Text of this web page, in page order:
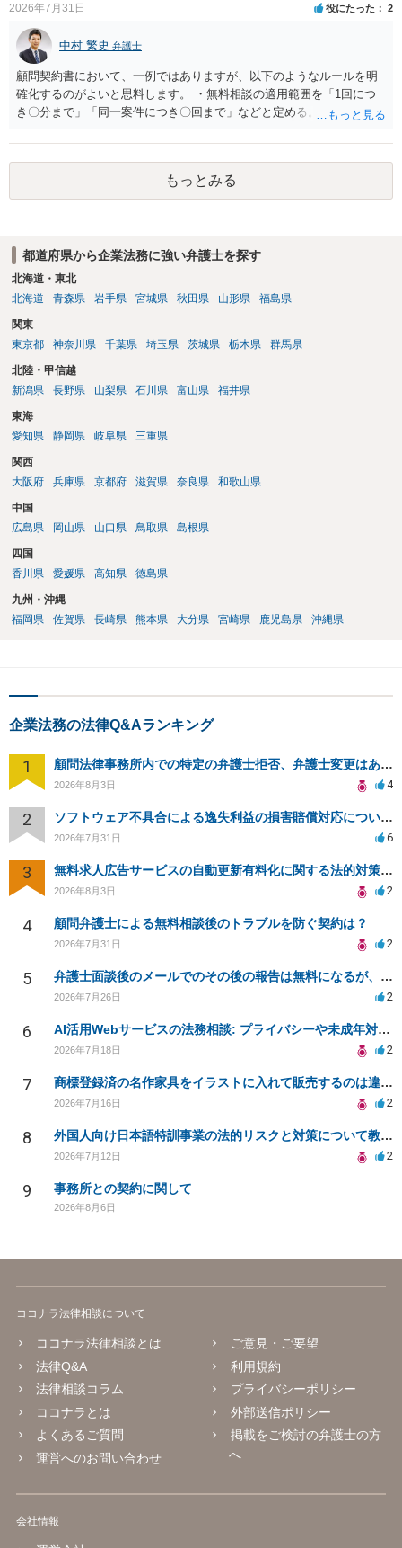
2026年7月31日 役にたった 2
中村 繁史 弁護士
顧問契約書において、一例ではありますが、以下のようなルールを明
確化するのがよいと思料します。 ・無料相談の適用範囲を「1回につ
き〇分まで」「同一案件につき〇回まで」などと定める。 ・無料相談
ず、継続して対応する場合は「個別受任（有料契約）」が必要であ
る。 ・無料相談から個別の事件処理へ移行する場合は、弁護士と従業
員との間で必ず個別の委任契約書を締結し、着手金や報酬等の費用体
系を事前に明示する手続を義務付ける。 相談料が無料であっても、法
す。したがって、著しく不誠実な対応、放置、あるいは誤った不当な
回答を繰り返したような場合には、弁護士法上の誠実義務違反や品位
保持違反（弁護士法56条1項）として、弁護士会の懲戒対象となり得る
は、このウェブサイトで探す方法のほか、弁護士会や法律事務所に直
接問い合わせをする方法もあり得ると存じます。
もっとみる
都道府県から企業法務に強い弁護士を探す
北海道・東北
北海道
青森県 岩手県 宮城県 秋田県 山形県 福島県
関東
東京都
神奈川県 千葉県 埼玉県 茨城県 栃木県 群馬県
北陸・甲信越
新潟県
長野県 山梨県 石川県 富山県 福井県
東海
愛知県
静岡県 岐阜県 三重県
関西
大阪府
兵庫県 京都府 滋賀県 奈良県 和歌山県
中国
広島県
岡山県 山口県 鳥取県 島根県
四国
香川県
愛媛県 高知県 徳島県
九州・沖縄
福岡県
佐賀県 長崎県 熊本県 大分県 宮崎県 鹿児島県 沖縄県
企業法務の法律Q&Aランキング
1 顧問法律事務所内での特定の弁護士拒否、弁護士変更はあり？一般論でも構いません。
2026年8月3日 4
2 ソフトウェア不具合による逸失利益の損害賠償対応について相談
2026年7月31日 6
3 無料求人広告サービスの自動更新有料化に関する法的対策は？
2026年8月3日 2
4 顧問弁護士による無料相談後のトラブルを防ぐ契約は？
2026年7月31日 2
5 弁護士面談後のメールでのその後の報告は無料になるが、弁護士として興味ありますか？
2026年7月26日 2
6 AI活用Webサービスの法務相談: プライバシーや未成年対応など
2026年7月18日 2
7 商標登録済の名作家具をイラストに入れて販売するのは違法でしょうか
2026年7月16日 2
8 外国人向け日本語特訓事業の法的リスクと対策について教えてください
2026年7月12日 2
9 事務所との契約に関して
2026年8月6日
ココナラ法律相談について
ココナラ法律相談とは
法律Q&A
法律相談コラム
ココナラとは
よくあるご質問
運営へのお問い合わせ
ご意見・ご要望
利用規約
プライバシーポリシー
外部送信ポリシー
掲載をご検討の弁護士の方
へ
会社情報